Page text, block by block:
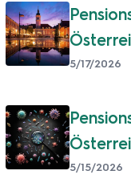
wissen
wissen
5/17/2026
5/15/2026